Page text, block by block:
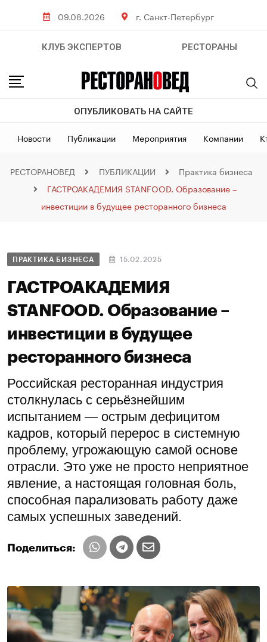
09.08.2026 г. Санкт-Петербург
КЛУБ ЭКСПЕРТОВ РЕСТОРАНЫ
ОПУБЛИКОВАТЬ НА САЙТЕ
Новости Публикации Мероприятия Компании
РЕСТОРАНОВЕД ПУБЛИКАЦИИ
Практика бизнеса
ГАСТРОАКАДЕМИЯ STANFOOD. Образование –
инвестиции в будущее ресторанного бизнеса
ПРАКТИКА БИЗНЕСА 15.02.2025
ГАСТРОАКАДЕМИЯ
STANFOOD. Образование –
инвестиции в будущее
ресторанного бизнеса
Российская ресторанная индустрия
столкнулась с серьёзнейшим
испытанием — острым дефицитом
кадров, который перерос в системную
проблему, угрожающую самой основе
отрасли. Это уже не просто неприятное
явление, а настоящая головная боль,
способная парализовать работу даже
самых успешных заведений.
Поделиться: